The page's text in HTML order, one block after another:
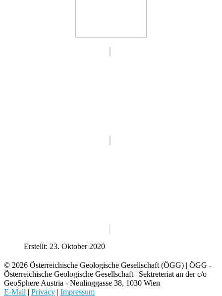
Erstellt: 23. Oktober 2020
© 2026 Österreichische Geologische Gesellschaft (ÖGG) | ÖGG -
Österreichische Geologische Gesellschaft | Sektreteriat an der c/o
GeoSphere Austria - Neulinggasse 38, 1030 Wien
E-Mail | Privacy | Impressum